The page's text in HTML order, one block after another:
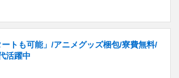
ートも可能」/アニメグッズ梱包/寮費無料/
活躍中